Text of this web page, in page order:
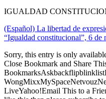
IGUALDAD
(Español) La libertad de
“Igualdad constitucional”, 6 de
Sorry, this entry is only
Close Bookmark and Share
LiveYahoo!Email This to a